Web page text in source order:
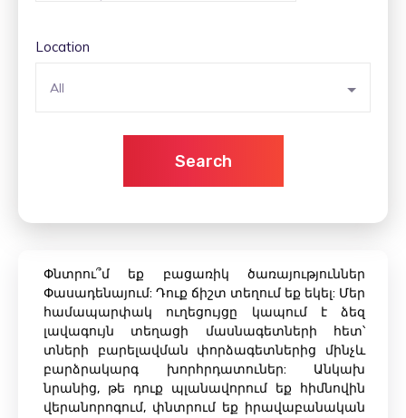
Location
All
Search
Փնտրու՞մ եք բացառիկ ծառայություններ
Փասադենայում: Դուք ճիշտ տեղում եք եկել: Մեր
համապարփակ ուղեցույցը կապում է ձեզ
լավագույն տեղացի մասնագետների հետ՝
տների բարելավման փորձագետներից մինչև
բարձրակարգ խորհրդատուներ: Անկախ
նրանից, թե դուք պլանավորում եք հիմնովին
վերանորոգում, փնտրում եք իրավաբանական